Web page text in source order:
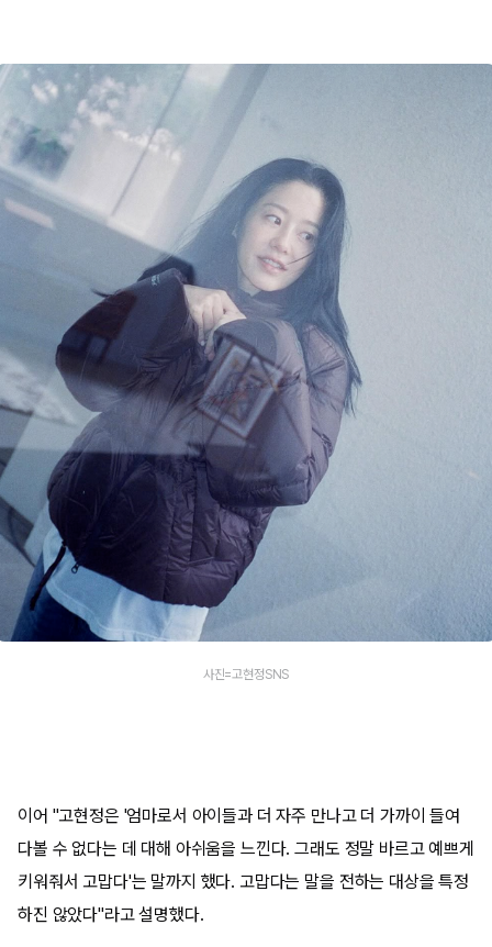
사진=고현정SNS
이어 "고현정은 '엄마로서 아이들과 더 자주 만나고 더 가까이 들여
다볼 수 없다는 데 대해 아쉬움을 느낀다. 그래도 정말 바르고 예쁘게
키워줘서 고맙다'는 말까지 했다. 고맙다는 말을 전하는 대상을 특정
하진 않았다"라고 설명했다.